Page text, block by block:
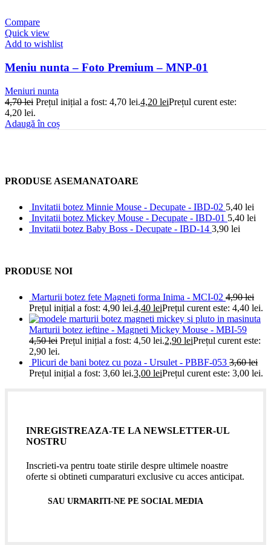
Compare
Quick view
Add to wishlist
Meniu nunta – Foto Premium – MNP-01
Meniuri nunta
4,70lei Prețul inițial a fost: 4,70 lei.4,20 leiPrețul curent este:
4,20 lei.
Adaugă în coș
PRODUSE ASEMANATOARE
Invitatii botez Minnie Mouse - Decupate - IBD-02 5,40 lei
Invitatii botez Mickey Mouse - Decupate - IBD-01 5,40 lei
Invitatii botez Baby Boss - Decupate - IBD-14 3,90 lei
PRODUSE NOI
Marturii botez fete Magneti forma Inima - MCI-02 4,90lei
Prețul inițial a fost: 4,90 lei.4,40 leiPrețul curent este: 4,40 lei.
Marturii botez ieftine - Magneti Mickey Mouse - MBI-59
4,50lei Prețul inițial a fost: 4,50 lei.2,90 leiPrețul curent este:
2,90 lei.
Plicuri de bani botez cu poza - Ursulet - PBBF-053 3,60lei
Prețul inițial a fost: 3,60 lei.3,00 leiPrețul curent este: 3,00 lei.
INREGISTREAZA-TE LA NEWSLETTER-UL
NOSTRU
Inscrieti-va pentru toate stirile despre ultimele noastre
oferte si obtineti cumparaturi exclusive cu acces anticipat.
SAU URMARITI-NE PE SOCIAL MEDIA